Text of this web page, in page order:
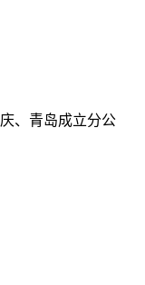
、青岛成立分公